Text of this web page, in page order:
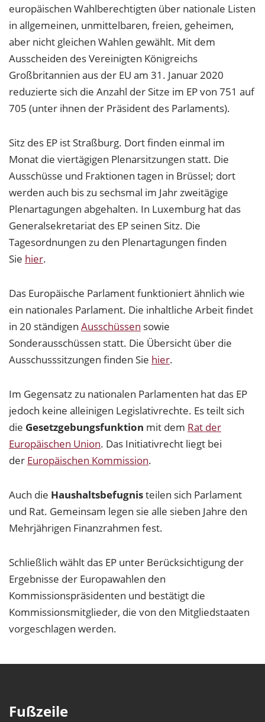
europäischen Wahlberechtigten über nationale Listen
in allgemeinen, unmittelbaren, freien, geheimen,
aber nicht gleichen Wahlen gewählt. Mit dem
Ausscheiden des Vereinigten Königreichs
Großbritannien aus der EU am 31. Januar 2020
reduzierte sich die Anzahl der Sitze im EP von 751 auf
705 (unter ihnen der Präsident des Parlaments).
Sitz des EP ist Straßburg. Dort finden einmal im
Monat die viertägigen Plenarsitzungen statt. Die
Ausschüsse und Fraktionen tagen in Brüssel; dort
werden auch bis zu sechsmal im Jahr zweitägige
Plenartagungen abgehalten. In Luxemburg hat das
Generalsekretariat des EP seinen Sitz. Die
Tagesordnungen zu den Plenartagungen finden
Sie hier.
Das Europäische Parlament funktioniert ähnlich wie
ein nationales Parlament. Die inhaltliche Arbeit findet
in 20 ständigen Ausschüssen sowie
Sonderausschüssen statt. Die Übersicht über die
Ausschusssitzungen finden Sie hier.
Im Gegensatz zu nationalen Parlamenten hat das EP
jedoch keine alleinigen Legislativrechte. Es teilt sich
die Gesetzgebungsfunktion mit dem Rat der
Europäischen Union. Das Initiativrecht liegt bei
der Europäischen Kommission.
Auch die Haushaltsbefugnisteilen sich Parlament
und Rat. Gemeinsam legen sie alle sieben Jahre den
Mehrjährigen Finanzrahmen fest.
Schließlich wählt das EP unter Berücksichtigung der
Ergebnisse der Europawahlen den
Kommissionspräsidenten und bestätigt die
Kommissionsmitglieder, die von den Mitgliedstaaten
vorgeschlagen werden.
Fußzeile